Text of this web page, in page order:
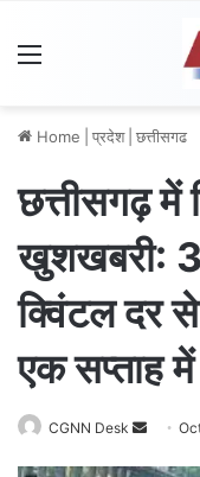
Home प्रदेश छत्तीसगढ
छत्तीसगढ़ में
खुशखबरी:
क्विंटल दर
एक सप्ताह में
CGNN Desk